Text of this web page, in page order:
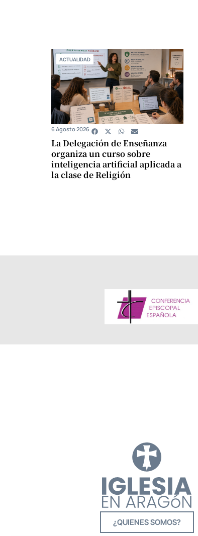
ACTUALIDAD
La Delegación de Enseñanza
organiza un curso sobre
inteligencia artificial aplicada a
la clase de Religión
6 Agosto 2026
¿QUIENES SOMOS?